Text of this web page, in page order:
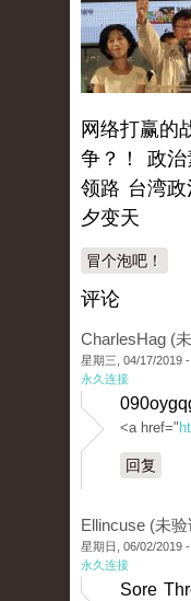
网络打赢的
争？！ 政治
领路 台湾政
夕变天
冒个泡吧！
评论
CharlesHag (
星期三, 04/17/2019
永久连接
<a href="
回复
Ellincuse (未验
星期日, 06/02/2019
永久连接
Sore